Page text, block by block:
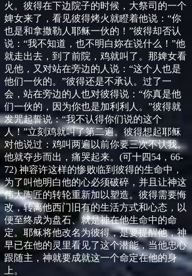
火。彼得在下边院子的时候，大祭司的一个
婢女来了，看见彼得烤火就瞪着他说：“你
也是和拿撒勒人耶稣一伙的！”彼得却否认
说：“我不知道，也不明白妳在说什么！”他
就走出去，到了前院，鸡就叫了。那婢女看
见他，又对站在旁边的人说：“这个人也是
他们一伙的。”彼得还是不承认。过了一
会，站在旁边的人也对彼得说：“你真是他
们一伙的，因为你也是加利利人。”彼得就
发咒起誓说：“我不认得你们说的这个
人！”立刻鸡就叫了第二遍。彼得想起耶稣
对他说过：鸡叫两遍以前你要三次不认我。
他就夺步而出，痛哭起来。 (可十四54 ， 66-
72) 神容许这样的惨败临到彼得的生命中，
为了叫他明白他的心必须破碎，并且让神这
伟大陶匠的转轮重新加以塑造。彼得需要悔
改，转离他西门旧有的生活方式和心态，以
便至终成为盘石、就是神在他生命中的命
定。耶稣将他改名为彼得，是要提醒他，神
早已在他的灵里看见了这个潜能，当他忠心
跟随主，神就要成就这一个命定在他的身
上。